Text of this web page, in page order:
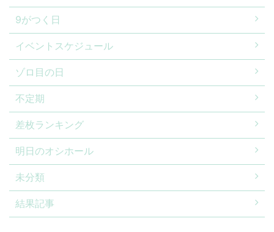
9がつく日
イベントスケジュール
ゾロ目の日
不定期
差枚ランキング
明日のオシホール
未分類
結果記事